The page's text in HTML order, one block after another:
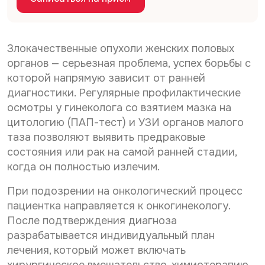
Злокачественные опухоли женских половых
органов — серьезная проблема, успех борьбы с
которой напрямую зависит от ранней
диагностики. Регулярные профилактические
осмотры у гинеколога со взятием мазка на
цитологию (ПАП-тест) и УЗИ органов малого
таза позволяют выявить предраковые
состояния или рак на самой ранней стадии,
когда он полностью излечим.
При подозрении на онкологический процесс
пациентка направляется к онкогинекологу.
После подтверждения диагноза
разрабатывается индивидуальный план
лечения, который может включать
о
г
л
а
с
и
е
н
а
б
р
б
о
т
к
у
п
данных
С
о
г
л
а
с
и
н
а
а
с
с
ы
л
к
у
Даю согласие на получение информационной
рассылки
Отправить
л
с
и
е
н
а
о
б
р
а
б
т
к
у
п
е
р
Даю согласие наобработку персональных
Отправить
Телефон*
E-mail*
Дата выдачи направления*
ФИО направившего врача, указанного в направлении*